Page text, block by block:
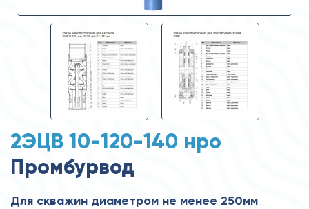
2ЭЦВ 10-120-140 нро
Промбурвод
Для скважин диаметром не менее 250мм